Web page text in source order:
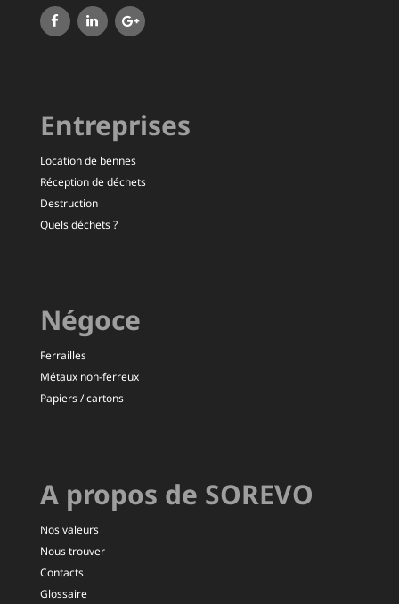
Entreprises
Location de bennes
Réception de déchets
Destruction
Quels déchets ?
Négoce
Ferrailles
Métaux non-ferreux
Papiers / cartons
A propos de SOREVO
Nos valeurs
Nous trouver
Contacts
Glossaire